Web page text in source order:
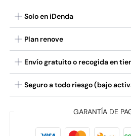
Solo en iDenda
Plan renove
Envío gratuito o recogida en
Seguro a todo riesgo (bajo
GARANTÍA DE